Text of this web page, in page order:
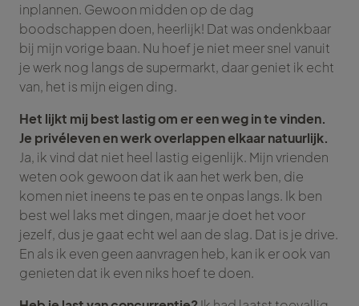
inplannen. Gewoon midden op de dag
boodschappen doen, heerlijk! Dat was ondenkbaar
bij mijn vorige baan. Nu hoef je niet meer snel vanuit
je werk nog langs de supermarkt, daar geniet ik echt
van, het is mijn eigen ding.
Het lijkt mij best lastig om er een weg in te vinden.
Je privéleven en werk overlappen elkaar natuurlijk.
Ja, ik vind dat niet heel lastig eigenlijk. Mijn vrienden
weten ook gewoon dat ik aan het werk ben, die
komen niet ineens te pas en te onpas langs. Ik ben
best wel laks met dingen, maar je doet het voor
jezelf, dus je gaat echt wel aan de slag. Dat is je drive.
En als ik even geen aanvragen heb, kan ik er ook van
genieten dat ik even niks hoef te doen.